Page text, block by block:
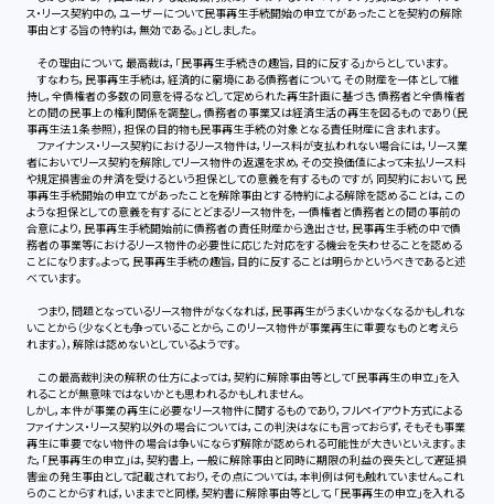
ス・リース契約中の，ユーザーについて民事再生手続開始の申立てがあったことを契約の解除
事由とする旨の特約は，無効である。」としました。
その理由について，最高裁は，「民事再生手続きの趣旨，目的に反する」からとしています。
すなわち，民事再生手続は，経済的に窮境にある債務者について，その財産を一体として維
持し，全債権者の多数の同意を得るなどして定められた再生計画に基づき，債務者と全債権者
との間の民事上の権利関係を調整し，債務者の事業又は経済生活の再生を図るものであり（民
事再生法１条参照），担保の目的物も民事再生手続の対象となる責任財産に含まれます。
ファイナンス・リース契約におけるリース物件は，リース料が支払われない場合には，リース業
者においてリース契約を解除してリース物件の返還を求め，その交換価値によって未払リース料
や規定損害金の弁済を受けるという担保としての意義を有するものですが，同契約において，民
事再生手続開始の申立てがあったことを解除事由とする特約による解除を認めることは，この
ような担保としての意義を有するにとどまるリース物件を，一債権者と債務者との間の事前の
合意により，民事再生手続開始前に債務者の責任財産から逸出させ，民事再生手続の中で債
務者の事業等におけるリース物件の必要性に応じた対応をする機会を失わせることを認める
ことになります。よって，民事再生手続の趣旨，目的に反することは明らかというべきであると述
べています。
つまり，問題となっているリース物件がなくなれば，民事再生がうまくいかなくなるかもしれな
いことから（少なくとも争っていることから，このリース物件が事業再生に重要なものと考えら
れます。），解除は認めないとしているようです。
この最高裁判決の解釈の仕方によっては，契約に解除事由等として「民事再生の申立」を入
れることが無意味ではないかとも思われるかもしれません。
しかし，本件が事業の再生に必要なリース物件に関するものであり，フルペイアウト方式による
ファイナンス・リース契約以外の場合については，この判決はなにも言っておらず，そもそも事業
再生に重要でない物件の場合は争いにならず解除が認められる可能性が大きいといえます。ま
た，「民事再生の申立」は，契約書上，一般に解除事由と同時に期限の利益の喪失として遅延損
害金の発生事由として記載されており，その点については，本判例は何も触れていません。これ
らのことからすれば，いままでと同様，契約書に解除事由等として，「民事再生の申立」を入れる